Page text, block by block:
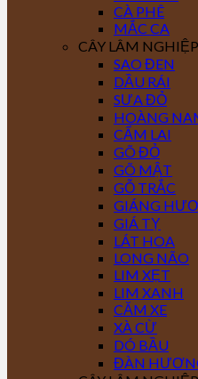
CÀ PHÊ
MẮC CA
CÂY LÂM
SAO ĐEN
DẦU RÁI
SƯA ĐỎ
HOÀNG
CẨM LAI
GÕ ĐỎ
GÕ MẬT
GỖ TRẮC
GIÁNG
GIÁ TỴ
LÁT HOA
LONG NÃO
LIM XẸT
LIM XANH
CĂM XE
XÀ CỪ
DÓ BẦU
ĐÀN